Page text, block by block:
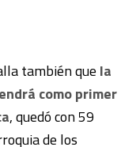
también que la
como primer
, quedó con 59
de los